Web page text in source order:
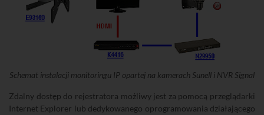
Schemat instalacji monitoringu IP opartej na kamerach Sunell i NVR Signal
Zdalny dostęp do rejestratora możliwy jest za pomocą przeglądarki
Internet Explorer lub dedykowanego oprogramowania działającego